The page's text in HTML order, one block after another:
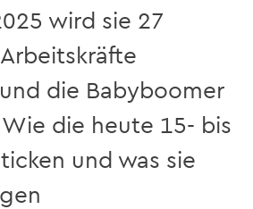
wird sie 27
die Babyboomer
die heute 15- bis
und was sie